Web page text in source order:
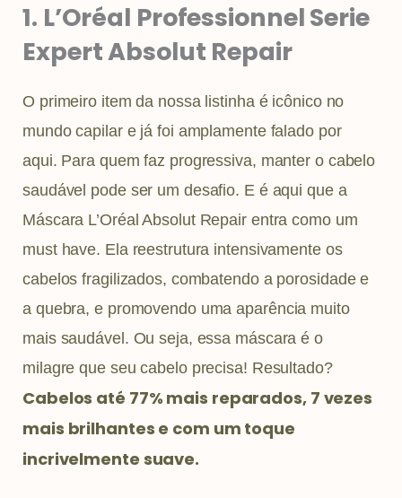
1. L’Oréal Professionnel Serie
Expert Absolut Repair
O primeiro item da nossa listinha é icônico no
mundo capilar e já foi amplamente falado por
aqui. Para quem faz progressiva, manter o cabelo
saudável pode ser um desafio. E é aqui que a
Máscara L’Oréal Absolut Repair entra como um
must have. Ela reestrutura intensivamente os
cabelos fragilizados, combatendo a porosidade e
a quebra, e promovendo uma aparência muito
mais saudável. Ou seja, essa máscara é o
milagre que seu cabelo precisa! Resultado?
Cabelos até 77% mais reparados, 7 vezes
mais brilhantes e com um toque
incrivelmente suave.